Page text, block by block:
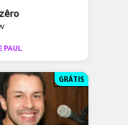
PAUL
GRÁTIS